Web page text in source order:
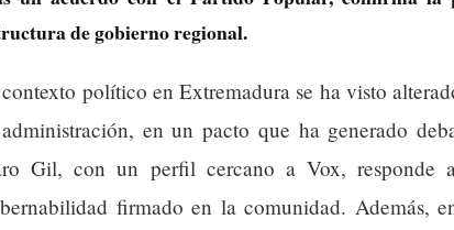
de gobierno regional.
político en Extremadura se ha visto
en un pacto que ha generado
Gil, con un perfil cercano a Vox, responde
firmado en la comunidad. Además,